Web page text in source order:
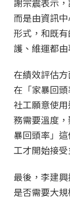
而是由資訊
形式，和既
護、維運都
在績效評估
在「家暴回
社工願意使
務需要溫度
暴回頭率」
工才開始接受
最後，李建
是否需要大